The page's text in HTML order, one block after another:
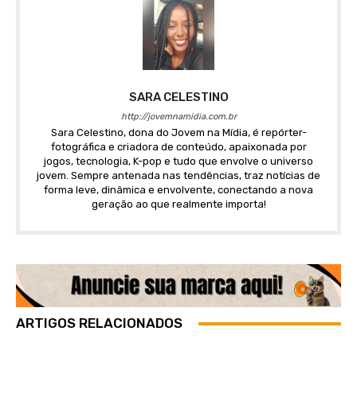
SARA CELESTINO
http://jovemnamidia.com.br
Sara Celestino, dona do Jovem na Mídia, é repórter-
fotográfica e criadora de conteúdo, apaixonada por
jogos, tecnologia, K-pop e tudo que envolve o universo
jovem. Sempre antenada nas tendências, traz notícias de
forma leve, dinâmica e envolvente, conectando a nova
geração ao que realmente importa!
ARTIGOS RELACIONADOS